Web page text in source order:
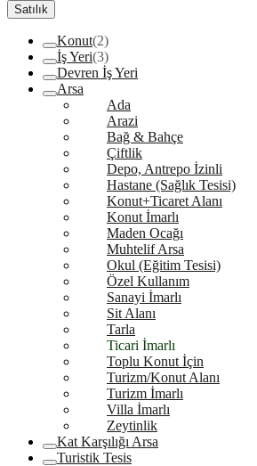
Satılık
Konut(2)
İş Yeri(3)
Devren İş Yeri
Arsa
Ada
Arazi
Bağ & Bahçe
Çiftlik
Depo, Antrepo İzinli
Hastane (Sağlık Tesisi)
Konut+Ticaret Alanı
Konut İmarlı
Maden Ocağı
Muhtelif Arsa
Okul (Eğitim Tesisi)
Özel Kullanım
Sanayi İmarlı
Sit Alanı
Tarla
Ticari İmarlı
Toplu Konut İçin
Turizm/Konut Alanı
Turizm İmarlı
Villa İmarlı
Zeytinlik
Kat Karşılığı Arsa
Turistik Tesis